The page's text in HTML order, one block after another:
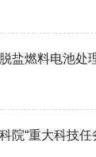
盐燃料电池处
院“重大科技任